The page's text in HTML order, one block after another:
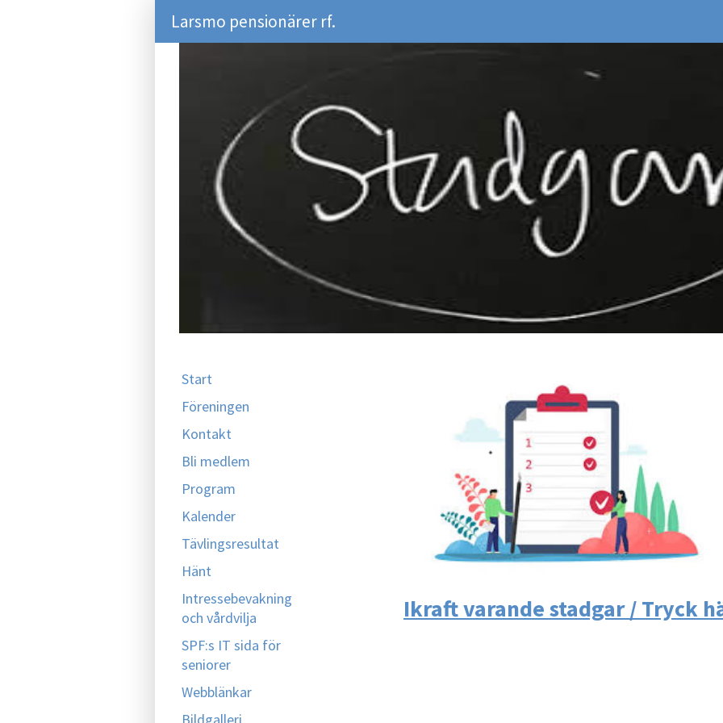
Larsmo pensionärer rf.
Start
Föreningen
Kontakt
Bli medlem
Program
Kalender
Tävlingsresultat
Hänt
Intressebevakning
och vårdvilja
SPF:s IT sida för
seniorer
Webblänkar
Ikraft varande stadgar / Tryck